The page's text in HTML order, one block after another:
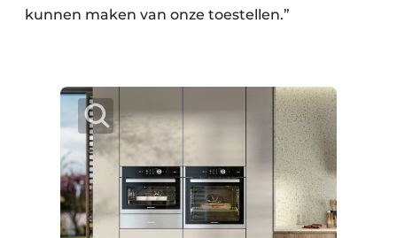
kunnen maken van onze toestellen.”